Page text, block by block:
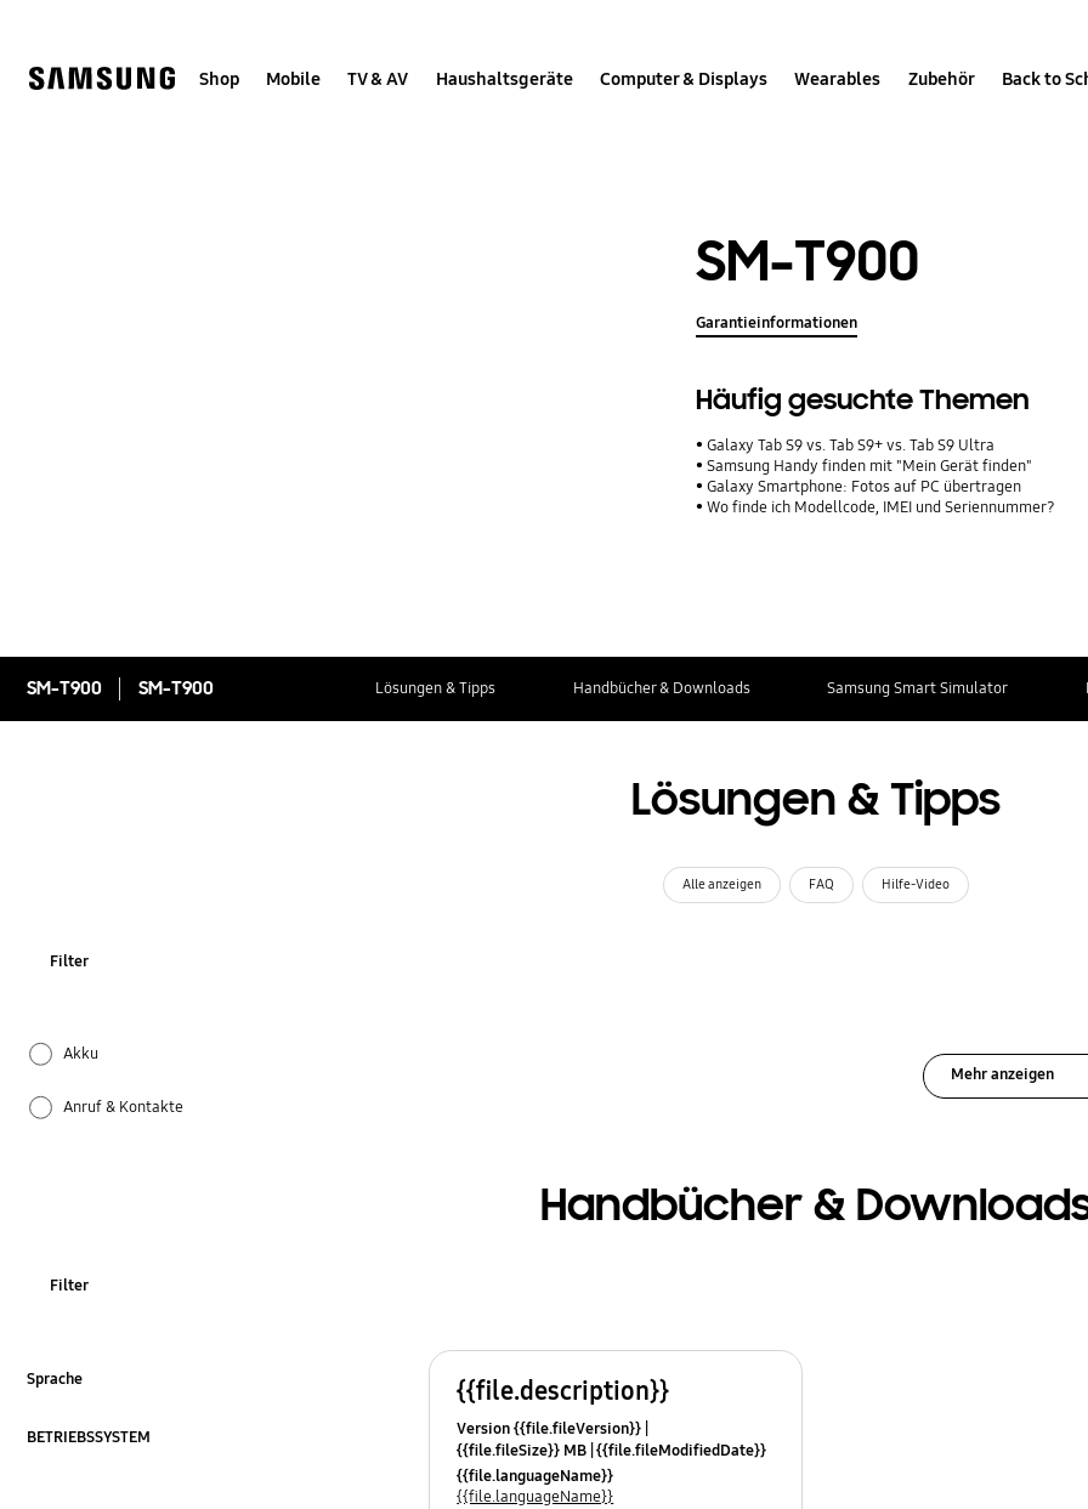
help
Shop Mobile TV & AV Haushaltsgeräte Computer & Displays Wearables Zubehör Back to
SM-T900
Garantieinformationen
Häufig gesuchte Themen
Galaxy Tab S9 vs. Tab S9+ vs. Tab S9 Ultra
Samsung Handy finden mit "Mein Gerät finden"
Galaxy Smartphone: Fotos auf PC übertragen
Wo finde ich Modellcode, IMEI und Seriennummer?
SM-T900 SM-T900 Lösungen & Tipps Handbücher & Downloads Samsung Smart Simulator
Lösungen & Tipps
Alle anzeigen FAQ Hilfe-Video
Filter
Akku
Anruf & Kontakte
Firmware-Update
Galaxy Apps
Mehr anzeigen
Handbücher &
Filter
Sprache
BETRIEBSSYSTEM
{{file.description}}
Version {{file.fileVersion}}
{{file.fileSize}} MB {{file.fileModifiedDate}}
{{file.osNames}}
{{file.languageName}}
{{file.languageName}}